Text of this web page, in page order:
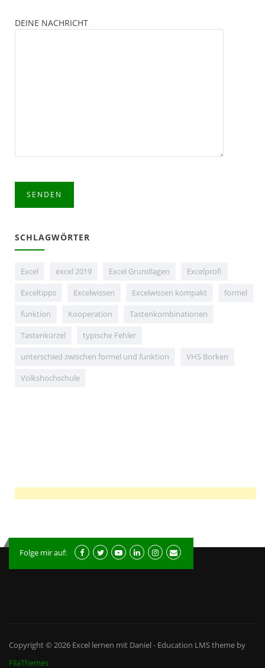
DEINE NACHRICHT
SCHLAGWÖRTER
Excel excel 2019 Excel Grundlagen
Excelprofi
Exceltipps
Excelwissen Excelwissen kompakt
formel
funktion
Kooperation
Tastenkombinationen
Tastenkürzel
typische Fehler
unterschied zwischen formel und funktion
VHS Borken
Volkshochschule
Folge mir auf:
Copyright © 2026 Excel lernen mit Daniel - Education LMStheme by
FilaThemes